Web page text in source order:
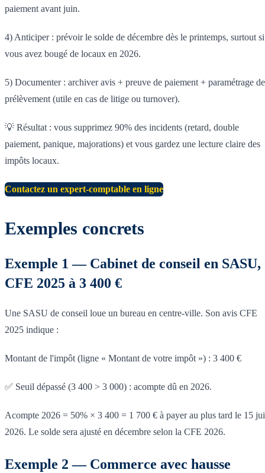
paiement avant juin.
4) Anticiper : prévoir le solde de décembre dès le printemps, surtout si
vous avez bougé de locaux en 2026.
5) Documenter : archiver avis + preuve de paiement + paramétrage de
prélèvement (utile en cas de litige ou turnover).
💡 Résultat : vous supprimez 90% des incidents (retard, double
paiement, panique, majorations) et vous gardez une lecture claire des
impôts locaux.
Contactez un expert-comptable en ligne
Exemples concrets
Exemple 1 — Cabinet de conseil en SASU,
CFE 2025 à 3 400 €
Une SASU de conseil loue un bureau en centre-ville. Son avis CFE
2025 indique :
Montant de l'impôt (ligne « Montant de votre impôt ») : 3 400 €
✅ Seuil dépassé (3 400 > 3 000) : acompte dû en 2026.
Acompte 2026 = 50% × 3 400 = 1 700 € à payer au plus tard le 15
2026. Le solde sera ajusté en décembre selon la CFE 2026.
Exemple 2 — Commerce avec hausse